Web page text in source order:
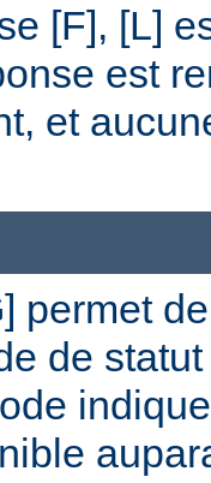
[F], [L]
est
et
permet
de